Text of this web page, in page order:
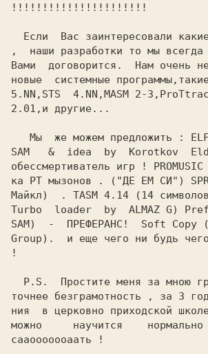
!!!!!!!!!!!!!!!!!!!!!!
,  наши разработки то мы всегда
Вами  договорится.  Hам очень
новые  системные
5.NN,STS  4.NN,MASM 2-
2.01,и другие...
SAM   &  idea  by  Korotkov
oбессмертиватель игр !
ка PT мызонов . ("ДЕ ЕМ СИ")
Майкл)  . TASM 4.14 (14
Turbo  loader  by  ALMAZ G)
SAM)  -  ПРЕФЕРАHС!  Soft Copy
Group).  и еще чего ни будь
!
точнее безграмотность , за 3
ния  в церковно приходской
можно     научится
сааооооооаать !